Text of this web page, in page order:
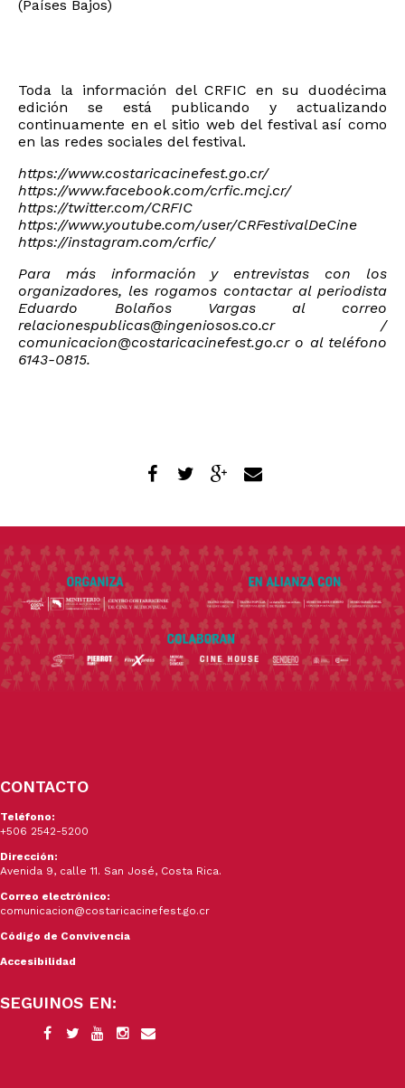
(Países Bajos)
Toda la información del CRFIC en su duodécima
edición se está publicando y actualizando
continuamente en el sitio web del festival así como
en las redes sociales del festival.
https://www.costaricacinefest.go.cr/
https://www.facebook.com/crfic.mcj.cr/
https://twitter.com/CRFIC
https://www.youtube.com/user/CRFestivalDeCine
https://instagram.com/crfic/
Para más información y entrevistas con los
organizadores, les rogamos contactar al periodista
Eduardo Bolaños Vargas al correo
relacionespublicas@ingeniosos.co.cr/
comunicacion@costaricacinefest.go.cro al teléfono
6143-0815.
CONTACTO
Teléfono:
+506 2542-5200
Dirección:
Avenida 9, calle 11. San José, Costa Rica.
Correo electrónico:
comunicacion@costaricacinefest.go.cr
Código de Convivencia
Accesibilidad
SEGUINOS EN: